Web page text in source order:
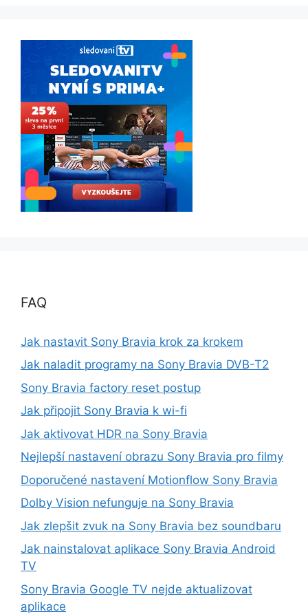
FAQ
Jak nastavit Sony Bravia krok za krokem
Jak naladit programy na Sony Bravia DVB-T2
Sony Bravia factory reset postup
Jak připojit Sony Bravia k wi-fi
Jak aktivovat HDR na Sony Bravia
Nejlepší nastavení obrazu Sony Bravia pro filmy
Doporučené nastavení Motionflow Sony Bravia
Dolby Vision nefunguje na Sony Bravia
Jak zlepšit zvuk na Sony Bravia bez soundbaru
Jak nainstalovat aplikace Sony Bravia Android
TV
Sony Bravia Google TV nejde aktualizovat
aplikace